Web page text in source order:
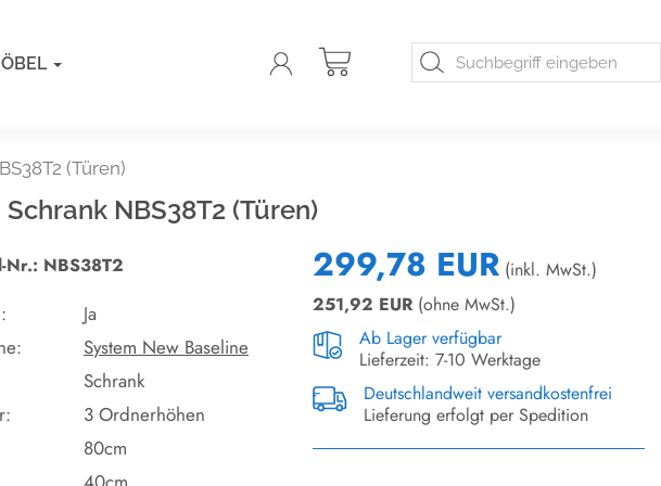
(Türen)
Schrank NBS38T2 (Türen)
Nr.: NBS38T2
Ja
System New Baseline
Schrank
3 Ordnerhöhen
80cm
299,78 EUR (inkl. MwSt.)
251,92 EUR (ohne MwSt.)
Ab Lager verfügbar
Lieferzeit: 7-10 Werktage
Deutschlandweit versandkostenfrei
Lieferung erfolgt per Spedition